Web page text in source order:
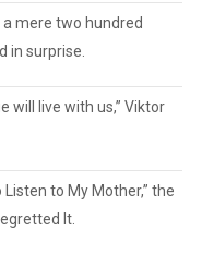
mere two hundred
in surprise.
will live with us,” Viktor
Listen to My Mother,” the
It.